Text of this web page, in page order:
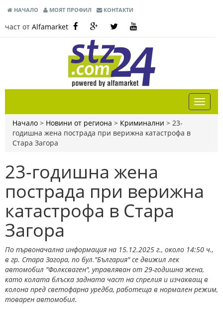
НАЧАЛО МОЯТ ПРОФИЛ КОНТАКТИ
част от Alfamarket
Начало > Новини от региона > Криминални > 23-
годишна жена пострада при верижна катастрофа в
Стара Загора
23-годишна жена
пострада при верижна
катастрофа в Стара
Загора
По първоначална информация на 15.12.2025 г., около 14:50 ч.,
в гр. Стара Загора, по бул."България" се движил лек
автомобил "Фолксваген", управляван от 29-годишна жена,
като колата блъска задната част на спрелия и изчакващ в
колона пред светофарна уредба, работеща в нормален режим,
товарен автомобил.